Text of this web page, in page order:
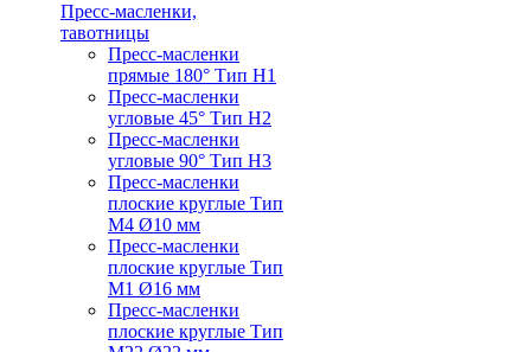
Пресс-масленки,
тавотницы
Пресс-масленки
прямые 180° Тип H1
Пресс-масленки
угловые 45° Тип H2
Пресс-масленки
угловые 90° Тип H3
Пресс-масленки
плоские круглые Тип
M4 Ø10 мм
Пресс-масленки
плоские круглые Тип
M1 Ø16 мм
Пресс-масленки
плоские круглые Тип